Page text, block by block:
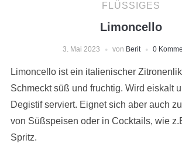
FLÜSSIGES
Limoncello
3. Mai 2023 von Berit 0
Limoncello ist ein italienischer
Schmeckt süß und fruchtig. Wird eiskalt
Degistif serviert. Eignet sich aber auch
von Süßspeisen oder in Cocktails, wie
Spritz.